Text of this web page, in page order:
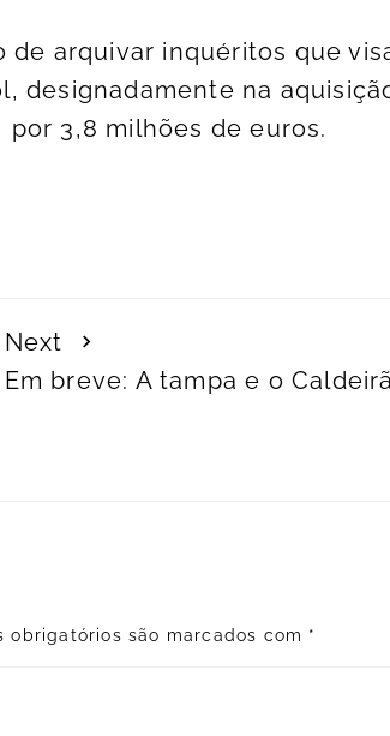
de arquivar inquéritos que
designadamente na
3,8 milhões de euros.
Next
Em breve: A tampa e o
obrigatórios são marcados com *